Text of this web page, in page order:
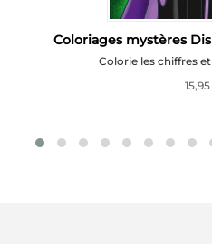
Coloriages mystères
Colorie les chiffres